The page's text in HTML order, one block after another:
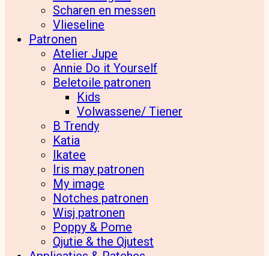
Scharen en messen
Vlieseline
Patronen
Atelier Jupe
Annie Do it Yourself
Beletoile patronen
Kids
Volwassene/ Tiener
B Trendy
Katia
Ikatee
Iris may patronen
My image
Notches patronen
Wisj patronen
Poppy & Pome
Qjutie & the Qjutest